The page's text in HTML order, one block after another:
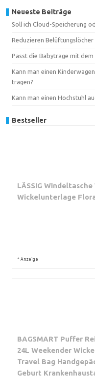
Neueste Beiträge
Soll ich Cloud-Speicherung
Reduzieren
Passt die Babytrage mit
Kann man einen
tragen?
Kann man einen Hochstuhl
Bestseller
LÄSSIG
Wickelunterlage
* Anzeige
BAGSMART Puffer
24L Weekender
Travel Bag
Geburt